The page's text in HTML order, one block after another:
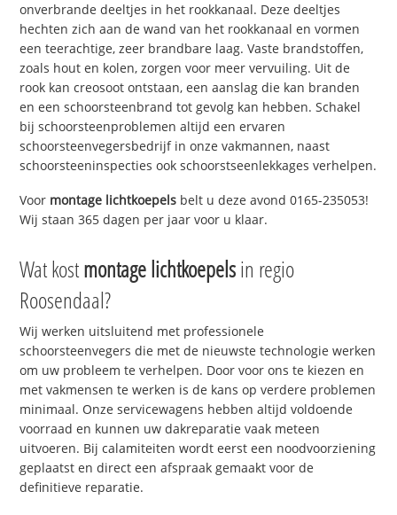
onverbrande deeltjes in het rookkanaal. Deze deeltjes
hechten zich aan de wand van het rookkanaal en vormen
een teerachtige, zeer brandbare laag. Vaste brandstoffen,
zoals hout en kolen, zorgen voor meer vervuiling. Uit de
rook kan creosoot ontstaan, een aanslag die kan branden
en een schoorsteenbrand tot gevolg kan hebben. Schakel
bij schoorsteenproblemen altijd een ervaren
schoorsteenvegersbedrijf in onze vakmannen, naast
schoorsteeninspecties ook schoorstseenlekkages verhelpen.
Voor montage lichtkoepels belt u deze avond 0165-235053!
Wij staan 365 dagen per jaar voor u klaar.
Wat kostmontage lichtkoepelsin regio
Roosendaal?
Wij werken uitsluitend met professionele
schoorsteenvegers die met de nieuwste technologie werken
om uw probleem te verhelpen. Door voor ons te kiezen en
met vakmensen te werken is de kans op verdere problemen
minimaal. Onze servicewagens hebben altijd voldoende
voorraad en kunnen uw dakreparatie vaak meteen
uitvoeren. Bij calamiteiten wordt eerst een noodvoorziening
geplaatst en direct een afspraak gemaakt voor de
definitieve reparatie.